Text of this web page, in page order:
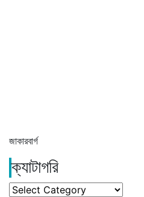
জাকারবার্গ
ক্যাটাগরি
ক্যাটাগরি